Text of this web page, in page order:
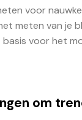
voor
meten van je
voor het
om